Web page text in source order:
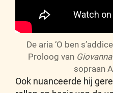
De aria ‘O ben
Proloog van
sopraan
Ook nuanceerde hij